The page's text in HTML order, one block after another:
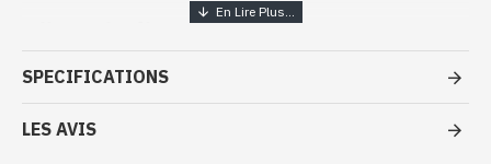
Bijoux indiens artisanaux - Bague
argent massif et Labradorite
- Bague en argent véritable 925/1000
- Faite à la main à Jaipur ( INDE )
SPECIFICATIONS
LES AVIS